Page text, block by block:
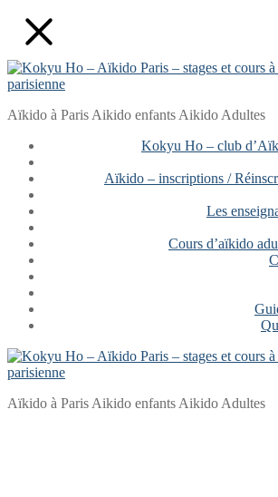
contenu
Menu
Aïkido à Paris Aikido enfants Aikido Adultes
Kokyu Ho – club
Aïkido – inscriptions /
Les
Cours d’aïkido
Aïkido à Paris Aikido enfants Aikido Adultes